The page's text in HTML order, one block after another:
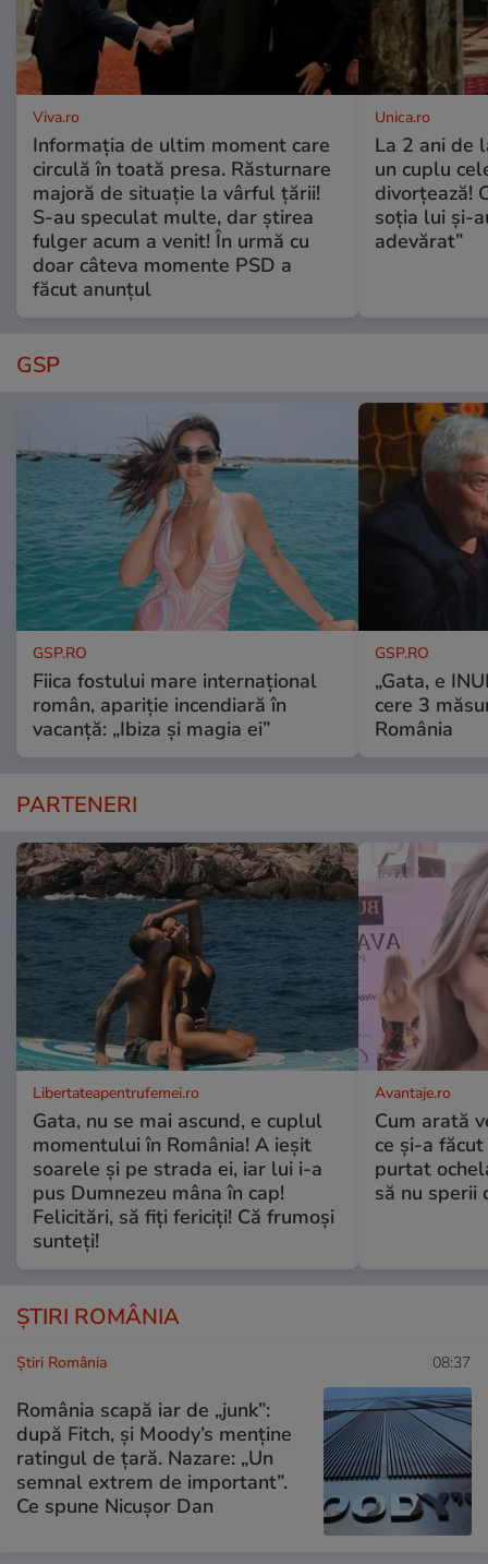
Viva.ro
Informația de ultim moment care
circulă în toată presa. Răsturnare
majoră de situație la vârful țării!
S-au speculat multe, dar știrea
fulger acum a venit! În urmă cu
doar câteva momente PSD a
făcut anunțul
Unica.ro
La 2 ani de
un cuplu
divorțează!
soția lui și-
adevărat”
GSP
GSP.RO
Fiica fostului mare internațional
român, apariție incendiară în
vacanță: „Ibiza și magia ei”
GSP.RO
„Gata, e
cere 3
România
PARTENERI
Libertateapentrufemei.ro
Gata, nu se mai ascund, e cuplul
momentului în România! A ieșit
soarele și pe strada ei, iar lui i-a
pus Dumnezeu mâna în cap!
Felicitări, să fiți fericiți! Că frumoși
sunteți!
Avantaje.ro
Cum arată
ce și-a
purtat
să nu sperii
ȘTIRI ROMÂNIA
Știri România 08:37
România scapă iar de „junk”:
după Fitch, și Moody’s menține
ratingul de țară. Nazare: „Un
semnal extrem de important”.
Ce spune Nicușor Dan